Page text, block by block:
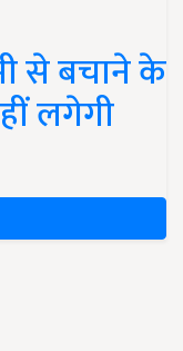
से बचाने के
लगेगी